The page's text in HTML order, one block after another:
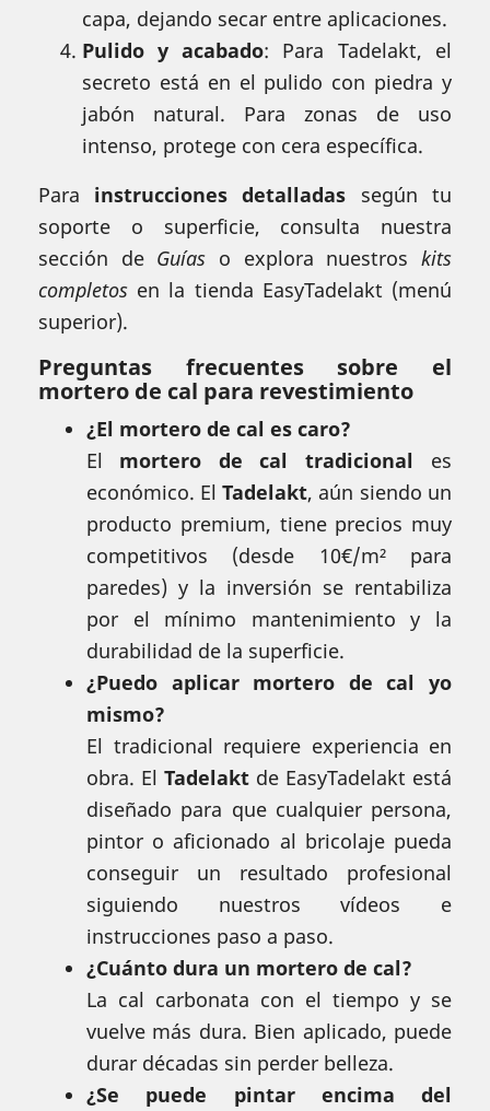
capa, dejando secar entre aplicaciones.
Pulido y acabado: Para Tadelakt, el
secreto está en el pulido con piedra y
jabón natural. Para zonas de uso
intenso, protege con cera específica.
Para instrucciones detalladas según tu
soporte o superficie, consulta nuestra
sección de Guías o explora nuestros kits
completos en la tienda EasyTadelakt (menú
superior).
Preguntas frecuentes sobre el
mortero de cal para revestimiento
¿El mortero de cal es caro?
El mortero de cal tradicional es
económico. El Tadelakt, aún siendo un
producto premium, tiene precios muy
competitivos (desde 10€/m² para
paredes) y la inversión se rentabiliza
por el mínimo mantenimiento y la
durabilidad de la superficie.
¿Puedo aplicar mortero de cal yo
mismo?
El tradicional requiere experiencia en
obra. El Tadelakt de EasyTadelakt está
diseñado para que cualquier persona,
pintor o aficionado al bricolaje pueda
conseguir un resultado profesional
siguiendo nuestros vídeos e
instrucciones paso a paso.
¿Cuánto dura un mortero de cal?
La cal carbonata con el tiempo y se
vuelve más dura. Bien aplicado, puede
durar décadas sin perder belleza.
¿Se puede pintar encima del